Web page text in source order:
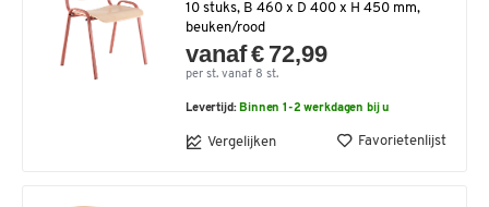
10 stuks, B 460 x D 400 x H 450 mm,
beuken/rood
vanaf € 72,99
per st. vanaf 8 st.
Levertijd: Binnen 1-2 werkdagen bij u
Vergelijken Favorietenlijst